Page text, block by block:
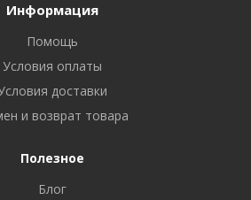
Информация
Помощь
Условия оплаты
доставки
и возврат товара
Полезное
Блог